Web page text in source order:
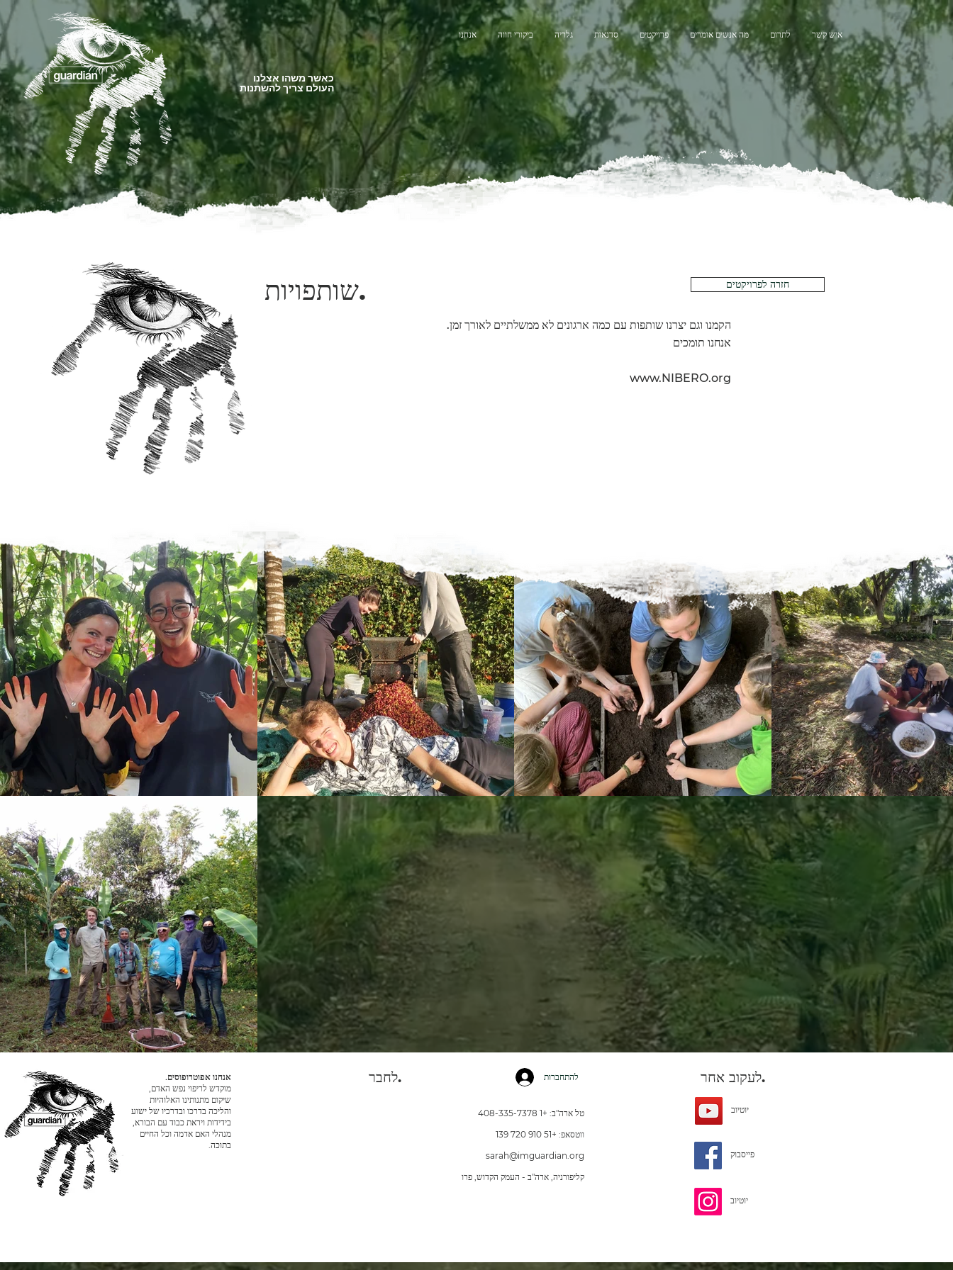
כאשר משהו אצלנו
העולם צריך להשתנות
אנחנו ביקורי חווה גלריה סדנאות פרויקטים מה אנשים אומרים לתרום איש קשר
שותפויות. חזרה לפרויקטים
הקמנו וגם יצרנו שותפות עם כמה ארגונים לא ממשלתיים לאורך זמן.
אנחנו תומכים
www.NIBERO.org
אנחנו אפוטרופוסים.
מוקדש לריפוי נפש האדם,
שיקום מתנותינו האלוהיות
והליכה בדרכו ובדרכיו של ישוע
בידידות ויראת כבוד עם הבורא,
מנהלי האם אדמה וכל החיים
בתוכה.
לחבר. להתחברות
טל ארה"ב: +1 408-335-7378
ווטסאפ: +51 910 720 139
sarah@imguardian.org
קליפורניה, ארה"ב - העמק הקדוש, פרו
לעקוב אחר.
יוטיוב
פייסבוק
יוטיוב